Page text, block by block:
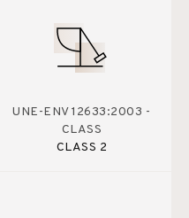
UNE-ENV 12633:2003 -
CLASS
CLASS 2